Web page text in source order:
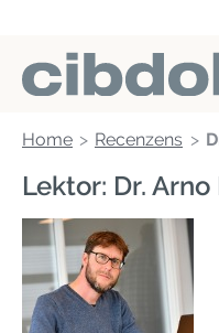
Home Recenzens
Lektor: Dr.